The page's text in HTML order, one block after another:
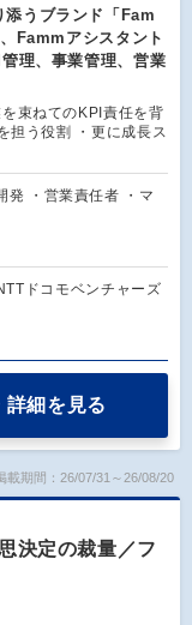
添うブランド「Fam
Fammアシスタント
理、事業管理、営業
束ねてのKPI責任を背
担う役割 ・更に成長ス
発 ・営業責任者 ・マ
ドコモベンチャーズ
詳細を見る
載期間：26/07/31～26/08/20
決定の裁量／フ